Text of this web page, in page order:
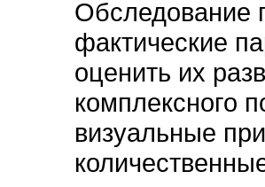
Обследование
фактические
оценить их
комплексного
визуальные